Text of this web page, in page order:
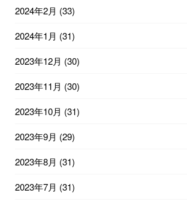
2024年2月 (33)
2024年1月 (31)
2023年12月 (30)
2023年11月 (30)
2023年10月 (31)
2023年9月 (29)
2023年8月 (31)
2023年7月 (31)